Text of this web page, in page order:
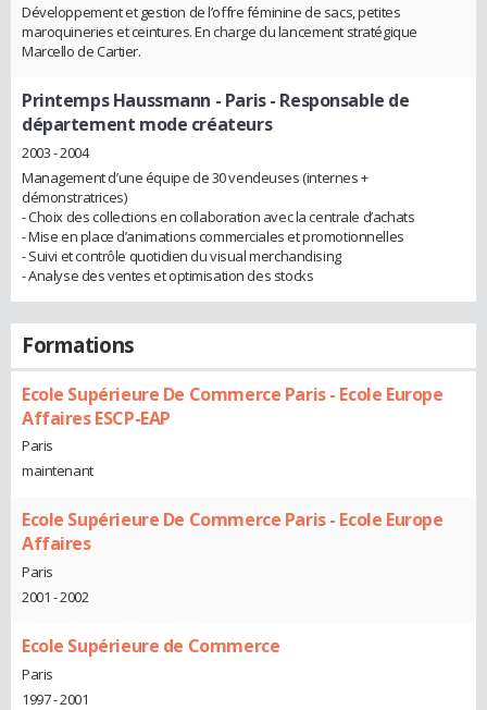
Développement et gestion de l’offre féminine de sacs, petites
maroquineries et ceintures. En charge du lancement stratégique
Marcello de Cartier.
Printemps Haussmann - Paris- Responsable de
département mode créateurs
2003 - 2004
Management d’une équipe de 30 vendeuses (internes +
démonstratrices)
- Choix des collections en collaboration avec la centrale d’achats
- Mise en place d’animations commerciales et promotionnelles
- Suivi et contrôle quotidien du visual merchandising
- Analyse des ventes et optimisation des stocks
Formations
Ecole Supérieure De Commerce Paris - Ecole Europe
Affaires ESCP-EAP
Paris
maintenant
Ecole Supérieure De Commerce Paris - Ecole Europe
Affaires
Paris
2001 - 2002
Ecole Supérieure de Commerce
Paris
1997 - 2001